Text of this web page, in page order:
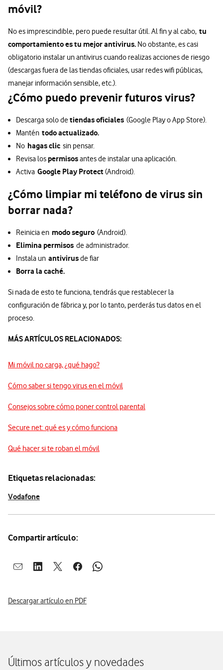
móvil?
No es imprescindible, pero puede resultar útil. Al fin y al cabo, tu
comportamiento es tu mejor antivirus. No obstante, es casi
obligatorio instalar un antivirus cuando realizas acciones de riesgo
(descargas fuera de las tiendas oficiales, usar redes wifi públicas,
manejar información sensible, etc.).
¿Cómo puedo prevenir futuros virus?
Descarga solo detiendas oficiales (Google Play o App Store).
Mantén todo actualizado.
No hagas clic sin pensar.
Revisa los permisosantes de instalar una aplicación.
Activa Google Play Protect(Android).
¿Cómo limpiar mi teléfono de virus sin
borrar nada?
Reinicia en modo seguro (Android).
Elimina permisos de administrador.
Instala un antivirusde fiar
Borra la caché.
Si nada de esto te funciona, tendrás que restablecer la
configuración de fábrica y, por lo tanto, perderás tus datos en el
proceso.
MÁS ARTÍCULOS RELACIONADOS:
Mi móvil no carga, ¿qué hago?
Cómo saber si tengo virus en el móvil
Consejos sobre cómo poner control parental
Secure net: qué es y cómo funciona
Qué hacer si te roban el móvil
Etiquetas relacionadas:
Vodafone
Compartir artículo:
Abrir ventana para compartir en mail
Abrir ventana para compartir en linkedin
Abrir ventana para compartir en twitter
Abrir ventana para compartir en facebook
Abrir ventana para compartir en
Descargar artículo en PDF
Últimos artículos y novedades